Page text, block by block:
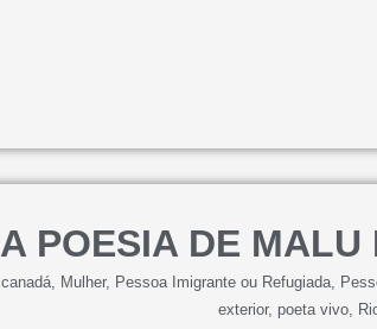
A POESIA DE MALU
canadá, Mulher, Pessoa Imigrante ou Refugiada,
exterior, poeta vivo,